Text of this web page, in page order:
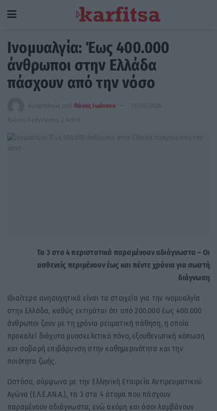
Ινομυαλγία: Έως 400.000
άνθρωποι στην Ελλάδα
πάσχουν από την νόσο
Αναρτήθηκε από Πάνος Ιωάννου
15/05/2026
Χρόνος Ανάγνωσης: 2 λεπτά
Τα 3 στα 4 περιστατικά παραμένουν αδιάγνωστα – Οι
ασθενείς περιμένουν έως και πέντε χρόνια για σωστή
διάγνωση
Ιδιαίτερα ανησυχητικά είναι τα στοιχεία για την ινομυαλγία
στην Ελλάδα, καθώς εκτιμάται ότι από 200.000 έως 400.000
άνθρωποι ζουν με τη χρόνια ρευματική πάθηση, η οποία
προκαλεί διάχυτο μυοσκελετικό πόνο, εξουθενωτική κόπωση
και σοβαρή επιβάρυνση στην καθημερινότητα και την
ποιότητα ζωής.
Ωστόσο, σύμφωνα με την Ελληνική Εταιρεία Αντιρευματικού
Αγώνα (ΕΛ.Ε.ΑΝ.Α.), τα 3 στα 4 άτομα που πάσχουν
παραμένουν αδιάγνωστα, ενώ ακόμη και όσοι λαμβάνουν